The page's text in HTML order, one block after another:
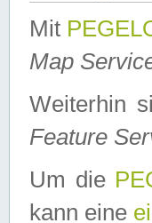
Mit
Map
Weiterhin
Feature
Um die
kann eine